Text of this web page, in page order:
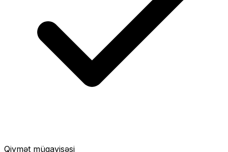
Qiymət müqayisəsi